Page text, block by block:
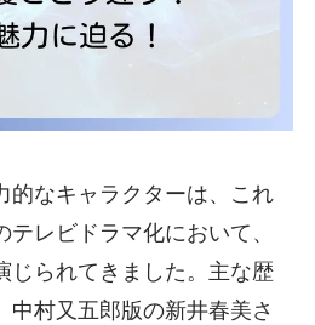
的なキャラクターは、これ
レビドラマ化において、
じられてきました。主な歴
中村又五郎版の新井春美さ